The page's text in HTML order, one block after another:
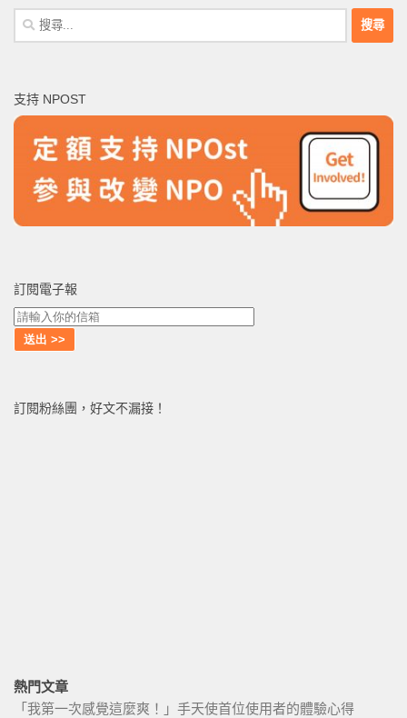
搜
尋
字:
支持 NPOST
訂閱電子報
訂閱粉絲團，好文不漏接！
熱門文章
「我第一次感覺這麼爽！」手天使首位使用者的體驗心得